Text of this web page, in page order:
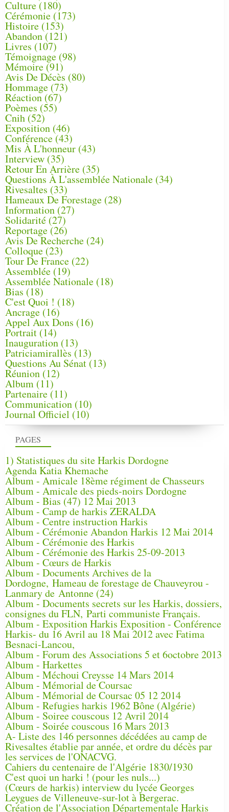
PAGES
1) Statistiques du site Harkis Dordogne
Agenda Katia Khemache
Album - Amicale 18ème régiment de Chasseurs
Album - Amicale des pieds-noirs Dordogne
Album - Bias (47) 12 Mai 2013
Album - Camp de harkis ZERALDA
Album - Centre instruction Harkis
Album - Cérémonie Abandon Harkis 12 Mai 2014
Album - Cérémonie des Harkis
Album - Cérémonie des Harkis 25-09-2013
Album - Cœurs de Harkis
Album - Documents Archives de la
Dordogne, Hameau de forestage de Chauveyrou -
Lanmary de Antonne (24)
Album - Documents secrets sur les Harkis, dossiers,
consignes du FLN, Parti communiste Français.
Album - Exposition Harkis Exposition - Conférence
Harkis- du 16 Avril au 18 Mai 2012 avec Fatima
Besnaci-Lancou,
Album - Forum des Associations 5 et 6octobre 2013
Album - Harkettes
Album - Méchoui Creysse 14 Mars 2014
Album - Mémorial de Coursac
Album - Mémorial de Coursac 05 12 2014
Album - Refugies harkis 1962 Bône (Algérie)
Album - Soiree couscous 12 Avril 2014
Album - Soirée couscous 16 Mars 2013
A- Liste des 146 personnes décédées au camp de
Rivesaltes établie par année, et ordre du décès par
les services de l'ONACVG.
Cahiers du centenaire de l'Algérie 1830/1930
C'est quoi un harki ! (pour les nuls...)
(Cœurs de harkis) interview du lycée Georges
Leygues de Villeneuve-sur-lot à Bergerac.
Création de l'Association Départementale Harkis
Culture(180)
Cérémonie (173)
Histoire (153)
Abandon(121)
Livres (107)
Témoignage (98)
Mémoire (91)
Avis De Décès (80)
Hommage (73)
Réaction(67)
Poèmes (55)
Cnih (52)
Exposition (46)
Conférence(43)
Mis À L'honneur (43)
Interview (35)
Retour En Arrière (35)
Questions À L'assemblée Nationale (34)
Rivesaltes (33)
Hameaux De Forestage (28)
Information (27)
Solidarité (27)
Reportage(26)
Avis De Recherche (24)
Colloque (23)
Tour De France (22)
Assemblée (19)
Assemblée Nationale (18)
Bias (18)
C'est Quoi ! (18)
Ancrage (16)
Appel Aux Dons (16)
Portrait (14)
Inauguration (13)
Patriciamirallès (13)
Questions Au Sénat(13)
Réunion (12)
Album (11)
Partenaire(11)
Communication (10)
Journal Officiel (10)